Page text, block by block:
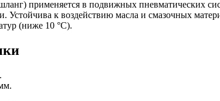
применяется в подвижных пневматических
Устойчива к воздействию масла и смазочных
(ниже 10 °C).